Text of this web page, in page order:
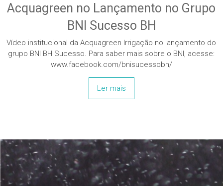
Acquagreen no Lançamento no Grupo
BNI Sucesso BH
Vídeo institucional da Acquagreen Irrigação no lançamento do
grupo BNI BH Sucesso. Para saber mais sobre o BNI, acesse:
www.facebook.com/bnisucessobh/
Ler mais